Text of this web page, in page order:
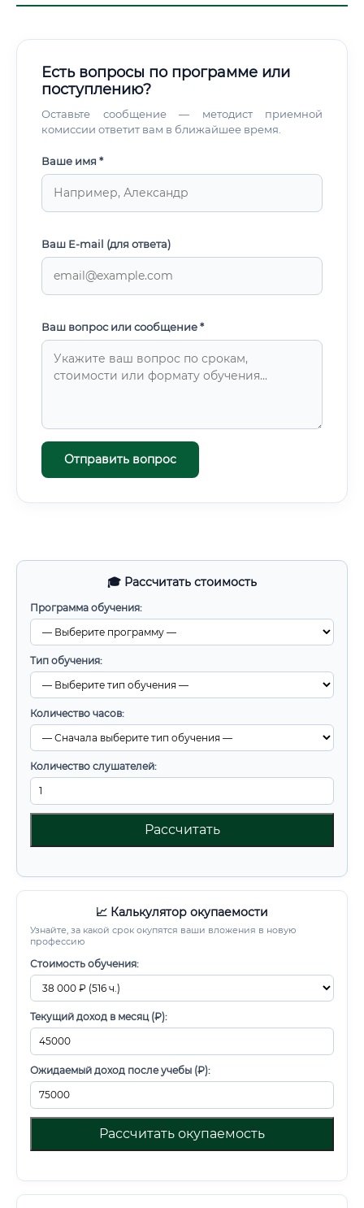
🎓 Рассчитать стоимость
Программа обучения:
Тип обучения:
Количество часов:
Количество слушателей:
Рассчитать
📈 Калькулятор окупаемости
Узнайте, за какой срок окупятся ваши вложения в новую
профессию
Стоимость обучения:
Текущий доход в месяц (₽):
Ожидаемый доход после учебы (₽):
Рассчитать окупаемость
Есть вопросы по программе или
поступлению?
Оставьте сообщение — методист приемной
комиссии ответит вам в ближайшее время.
Ваше имя *
Ваш E-mail (для ответа)
Ваш вопрос или сообщение *
Отправить вопрос